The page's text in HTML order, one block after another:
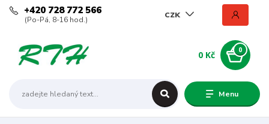
Menu
CZK
+420 728 772 566
(Po-Pá, 8-16 hod.)
0
0 Kč